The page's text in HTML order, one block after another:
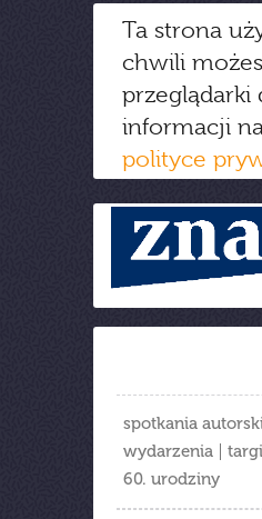
Ta strona
chwili
przeglądarki
informacji
polityce
spotkania
wydarzenia
targi
60. urodziny